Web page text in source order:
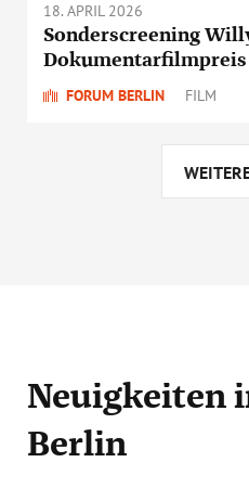
18. APRIL 2026
Sonderscreening
Dokumentarfilmpreis
FORUM BERLIN FILM
Neuigkeiten
Berlin